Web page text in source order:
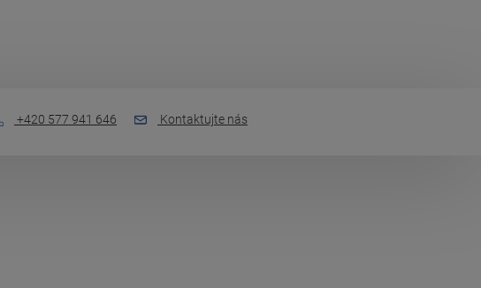
+420 577 941 646 Kontaktujte nás